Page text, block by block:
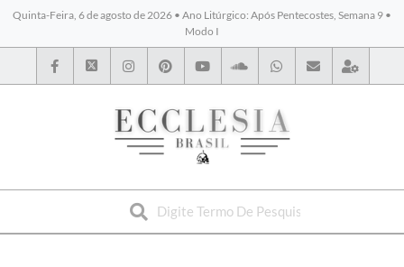
Quinta-Feira, 6 de agosto de 2026 • Ano Litúrgico: Após Pentecostes, Semana 9 •
Modo I
BYBLOS